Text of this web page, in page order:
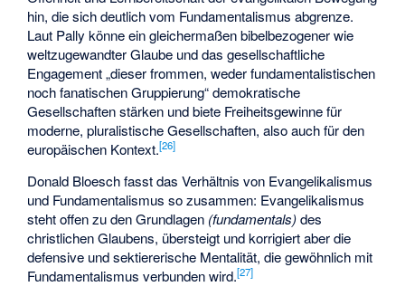
hin, die sich deutlich vom Fundamentalismus abgrenze.
Laut Pally könne ein gleichermaßen bibelbezogener wie
weltzugewandter Glaube und das gesellschaftliche
Engagement „dieser frommen, weder fundamentalistischen
noch fanatischen Gruppierung“ demokratische
Gesellschaften stärken und biete Freiheitsgewinne für
moderne, pluralistische Gesellschaften, also auch für den
europäischen Kontext.[26]
Donald Bloesch fasst das Verhältnis von Evangelikalismus
und Fundamentalismus so zusammen: Evangelikalismus
steht offen zu den Grundlagen (fundamentals)des
christlichen Glaubens, übersteigt und korrigiert aber die
defensive und sektiererische Mentalität, die gewöhnlich mit
Fundamentalismus verbunden wird.[27]